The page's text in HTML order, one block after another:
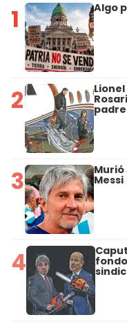
1 Algo
2
3 Murió
Messi
4